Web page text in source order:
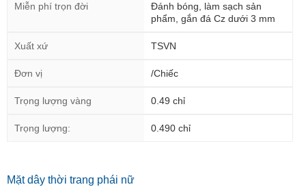
Miễn phí trọn đời
Đánh bóng, làm sạch sản
phẩm, gắn đá Cz dưới 3 mm
Xuất xứ TSVN
Đơn vị /Chiếc
Trọng lượng vàng 0.49 chỉ
Trọng lượng: 0.490 chỉ
Mặt dây thời trang phái nữ